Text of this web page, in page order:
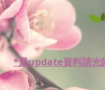
*最update資料請光